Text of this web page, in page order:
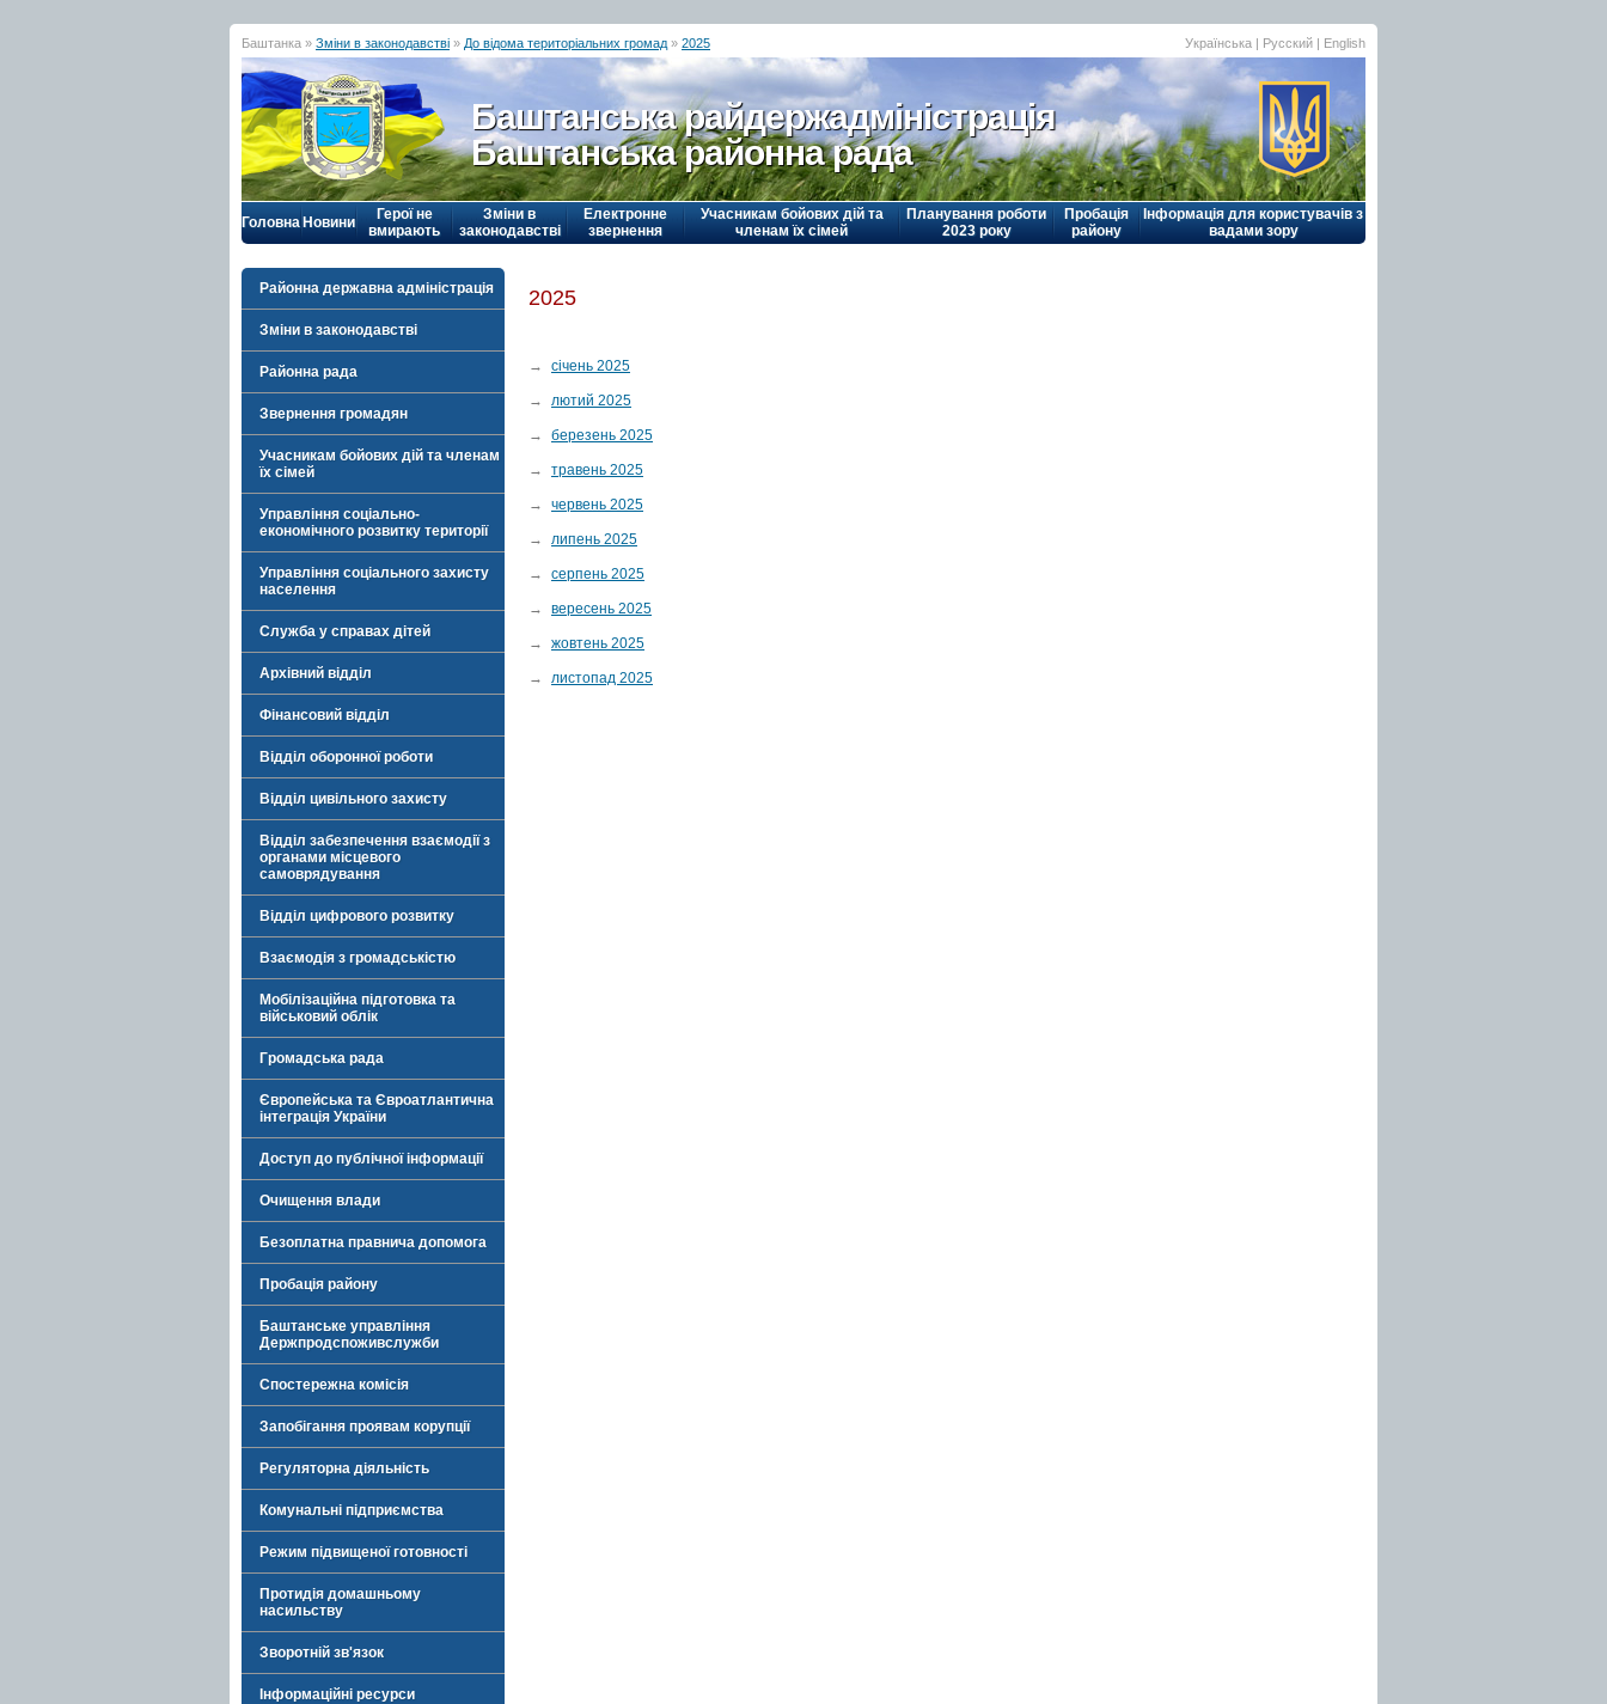
Баштанка » Зміни в законодавстві » До відома територіальних громад » 2025 Українська | Русский | English
Баштанська райдержадміністрація
Баштанська районна рада
Головна Новини
Герої не
вмирають
Зміни в
законодавстві
Електронне
звернення
Учасникам бойових дій та
членам їх сімей
Планування роботи
2023 року
Пробація
району
Інформація для користувачів з
вадами зору
Районна державна адміністрація
Зміни в законодавстві
Районна рада
Звернення громадян
Учасникам бойових дій та членам
їх сімей
Управління соціально-
економічного розвитку території
Управління соціального захисту
населення
Служба у справах дітей
Архівний відділ
Фінансовий відділ
Відділ оборонної роботи
Відділ цивільного захисту
Відділ забезпечення взаємодії з
органами місцевого
самоврядування
Відділ цифрового розвитку
Взаємодія з громадськістю
Мобілізаційна підготовка та
військовий облік
Громадська рада
Європейська та Євроатлантична
інтеграція України
Доступ до публічної інформації
Очищення влади
Безоплатна правнича допомога
Пробація району
Баштанське управління
Держпродспоживслужби
Спостережна комісія
Запобігання проявам корупції
Регуляторна діяльність
Комунальні підприємства
Режим підвищеної готовності
Протидія домашньому
насильству
Зворотній зв'язок
Інформаційні ресурси
2025
→ січень 2025
→ лютий 2025
→ березень 2025
→ травень 2025
→ червень 2025
→ липень 2025
→ серпень 2025
→ вересень 2025
→ жовтень 2025
→ листопад 2025